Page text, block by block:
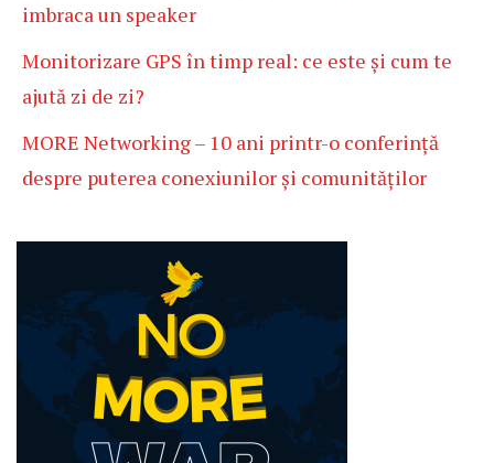
imbraca un speaker
Monitorizare GPS în timp real: ce este și cum te
ajută zi de zi?
MORE Networking – 10 ani printr-o conferință
despre puterea conexiunilor și comunităților